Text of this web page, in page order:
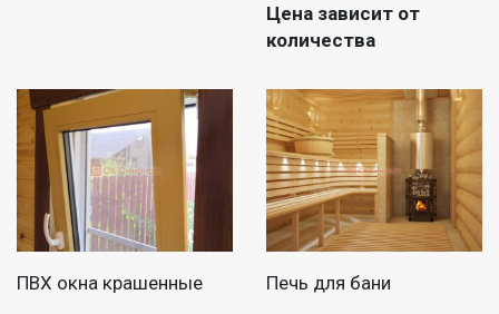
Цена зависит от
количества
ПВХ окна крашенные
Печь для бани